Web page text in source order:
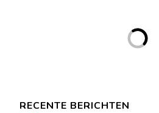
RECENTE BERICHTEN